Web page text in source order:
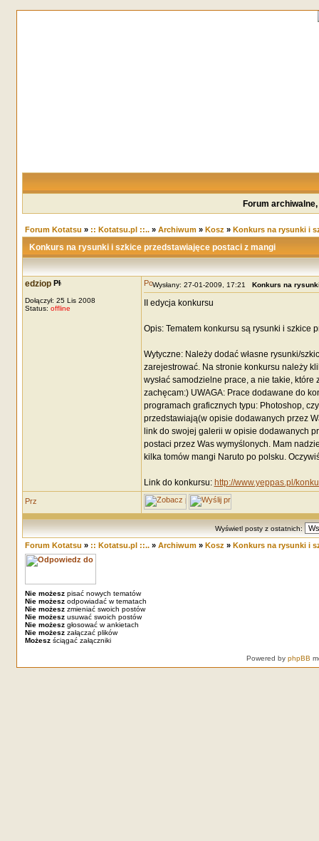
Forum
Forum Kotatsu » :: Kotatsu.pl ::..» Archiwum» Kosz » Konkurs na rysunki i
Konkurs na rysunki i szkice przedstawiajęce postaci z mangi
edziop
Dołączył: 25 Lis 2008
Status: offline
Wysłany: 27-01-2009, 17:21 Konkurs na
II edycja konkursu
Opis: Tematem konkursu są rysunki i szkice
Wytyczne: Należy dodać własne rysunki/
zarejestrować. Na stronie konkursu należy
wysłać samodzielne prace, a nie takie,
zachęcam:) UWAGA: Prace dodawane do
programach graficznych typu: Photoshop,
przedstawiają(w opisie dodawanych przez
link do swojej galerii w opisie dodawanych
postaci przez Was wymyślonych. Mam
kilka tomów mangi Naruto po polsku.
Link do konkursu: http://www.yeppas.pl/
Wyświetl posty z ostatnich:
Forum Kotatsu » :: Kotatsu.pl ::..» Archiwum» Kosz » Konkurs na rysunki i
Nie możeszpisać nowych tematów
Nie możeszodpowiadać w tematach
Nie możeszzmieniać swoich postów
Nie możeszusuwać swoich postów
Nie możeszgłosować w ankietach
Nie możeszzałączać plików
Możeszściągać załączniki
Powered by phpBB